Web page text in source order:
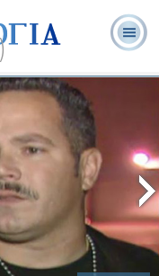
Συχνές Ερωτήσεις
και Απαντήσεις